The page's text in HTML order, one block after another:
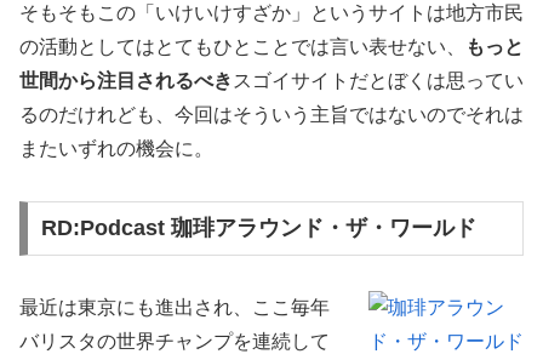
そもそもこの「いけいけすざか」というサイトは地方市民
の活動としてはとてもひとことでは言い表せない、
もっと
世間から注目されるべき スゴイサイトだとぼくは思ってい
るのだけれども、今回はそういう主旨ではないのでそれは
またいずれの機会に。
RD:Podcast 珈琲アラウンド・ザ・ワールド
最近は東京にも進出され、ここ毎年
バリスタの世界チャンプを連続して